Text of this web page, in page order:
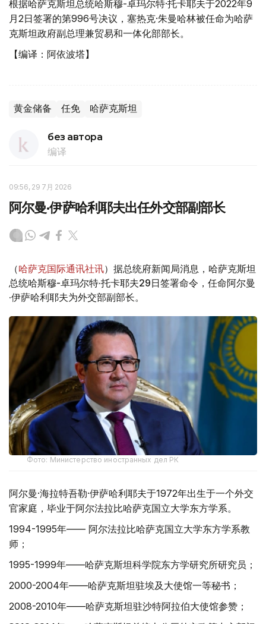
根据哈萨克斯坦总统哈斯穆-卓玛尔特·托卡耶夫于2022年9
月2日签署的第996号决议，塞热克·朱曼哈林被任命为哈萨
克斯坦政府副总理兼贸易和一体化部部长。
【编译：阿依波塔】
黄金储备 任免 哈萨克斯坦
без автора
编译
09:56, 29 7月 2026
阿尔曼·伊萨哈利耶夫出任外交部副部长
（哈萨克国际通讯社讯）据总统府新闻局消息，哈萨克斯坦
总统哈斯穆-卓玛尔特·托卡耶夫29日签署命令，任命阿尔曼
·伊萨哈利耶夫为外交部副部长。
Фото: Министерство иностранных дел РК
阿尔曼·海拉特吾勒·伊萨哈利耶夫于1972年出生于一个外交
官家庭，毕业于阿尔法拉比哈萨克国立大学东方学系。
1994-1995年—— 阿尔法拉比哈萨克国立大学东方学系教
师；
1995-1999年——哈萨克斯坦科学院东方学研究所研究员；
2000-2004年——哈萨克斯坦驻埃及大使馆一等秘书；
2008-2010年——哈萨克斯坦驻沙特阿拉伯大使馆参赞；